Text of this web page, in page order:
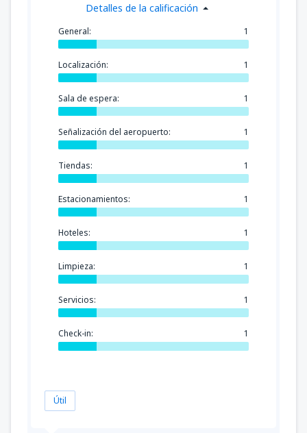
Detalles de la calificación
General: 1
Localización: 1
Sala de espera: 1
Señalización del aeropuerto: 1
Tiendas: 1
Estacionamientos: 1
Hoteles: 1
Limpieza: 1
Servicios: 1
Check-in: 1
Útil